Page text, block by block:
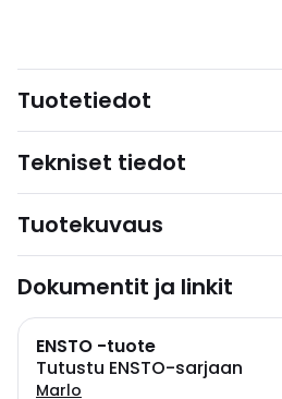
Tuotetiedot
Tekniset tiedot
Tuotekuvaus
Dokumentit ja linkit
ENSTO -tuote
Tutustu ENSTO-sarjaan
Marlo